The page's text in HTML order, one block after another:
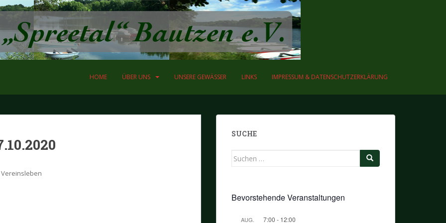
HOME ÜBER UNS UNSERE GEWÄSSER LINKS IMPRESSUM & DATENSCHUTZERKLÄRUNG
Vereinsleben
SUCHE
Suchen
Bevorstehende Veranstaltungen
AUG. 7:00 - 12:00